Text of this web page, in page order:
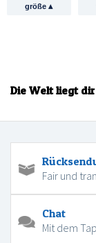
größe▴
Die Welt liegt
Fair und
Chat
Mit dem